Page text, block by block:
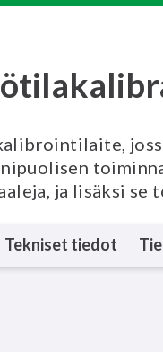
ja lisäksi
Tekniset tiedot